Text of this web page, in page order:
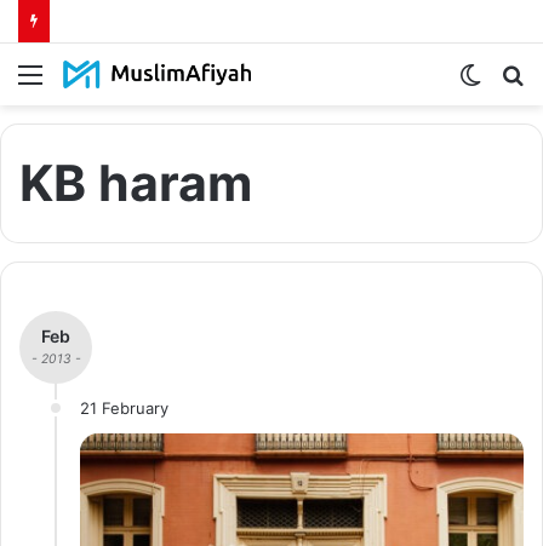
Menu
Switch
KB haram
Feb
- 2013 -
21 February